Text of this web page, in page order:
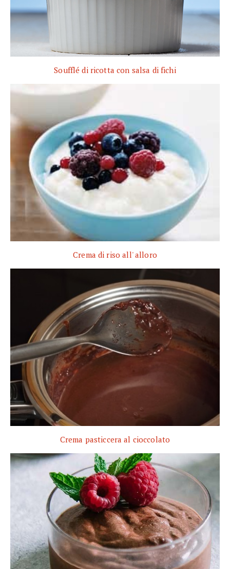
Soufflé di ricotta con salsa di fichi
Crema di riso all' alloro
Crema pasticcera al cioccolato